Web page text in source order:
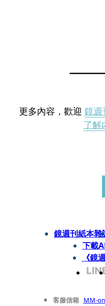
更多內容，歡迎 鏡週
了解
鏡週刊紙本雜
下載
《鏡
客服信箱 MM-